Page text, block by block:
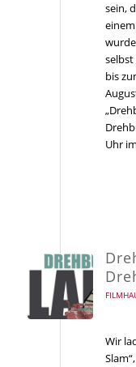
sein,
selbst
bis
Uhr
Wir